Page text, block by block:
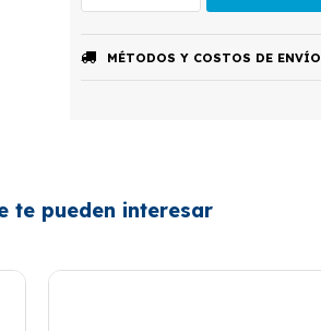
MÉTODOS Y COSTOS DE ENVÍO
te pueden interesar